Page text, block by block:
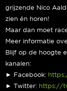
grijzende Nico
zien én horen!
Maar dan moet
Meer informatie
Blijf op de hoogte
kanalen:
► Facebook:
► Twitter: https://